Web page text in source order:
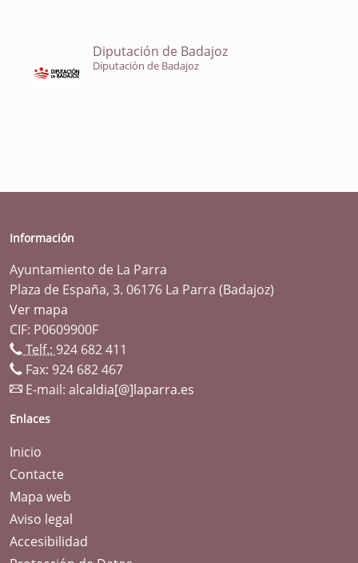
Diputación de Badajoz
Diputación de Badajoz
Información
Ayuntamiento de La Parra
Plaza de España, 3. 06176 La Parra (Badajoz)
Ver mapa
CIF: P0609900F
Telf.: 924 682 411
Fax: 924 682 467
E-mail: alcaldia[@]laparra.es
Enlaces
Inicio
Contacte
Mapa web
Aviso legal
Accesibilidad